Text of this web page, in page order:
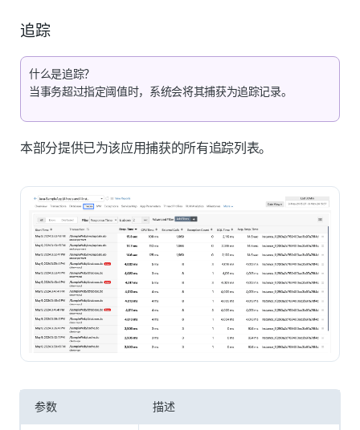
追踪
什么是追踪？
当事务超过指定阈值时，系统会将其捕获为追踪记录。
本部分提供已为该应用捕获的所有追踪列表。
参数 描述